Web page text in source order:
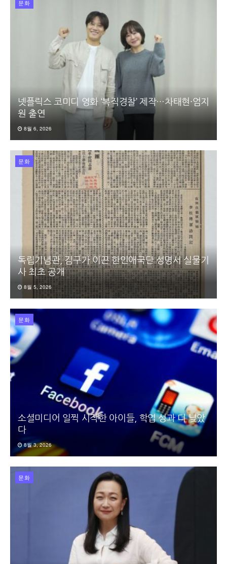
문화
넷플릭스 코미디 영화 ‘복직경찰’ 제작…차태현·엄지
원 출연
8월 6, 2026
문화
독립기념관, 김구가 이끈 한인애국단 성명서 실물기
사 최초 공개
8월 5, 2026
문화
소셜미디어 일찍 시작한 아이들, 학업 성과 더 낮았
다
8월 3, 2026
문화